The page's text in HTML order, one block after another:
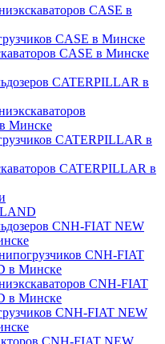
CASE в
CASE в Минске
CASE в Минске
CATERPILLAR в
Минске
CATERPILLAR в
CATERPILLAR в
CNH-FIAT NEW
CNH-FIAT
в Минске
CNH-FIAT
в Минске
CNH-FIAT NEW
CNH-FIAT NEW